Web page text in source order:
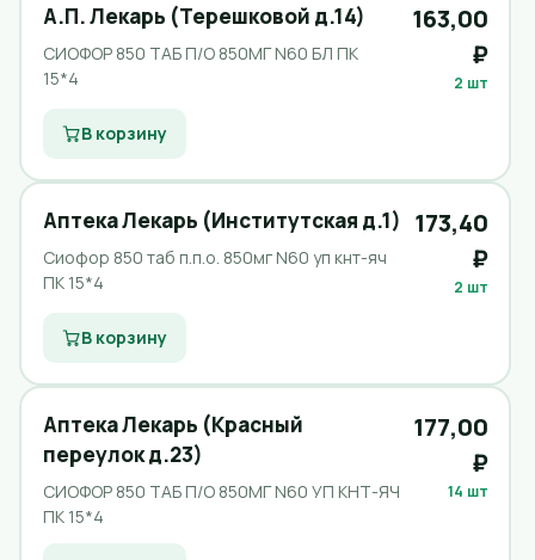
А.П. Лекарь (Терешковой д.14)
СИОФОР 850 ТАБ П/О 850МГ N60 БЛ ПК
15*4
163,00
₽
2 шт
В корзину
Аптека Лекарь (Институтская д.1)
Сиофор 850 таб п.п.о. 850мг N60 уп кнт-яч
ПК 15*4
173,40
₽
2 шт
В корзину
Аптека Лекарь (Красный
переулок д.23)
СИОФОР 850 ТАБ П/О 850МГ N60 УП КНТ-ЯЧ
ПК 15*4
177,00
₽
14 шт